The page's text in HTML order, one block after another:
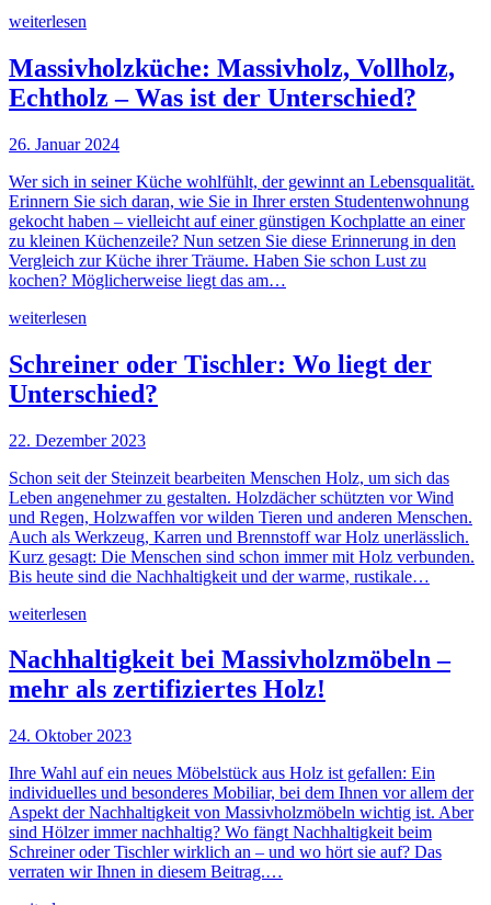
weiterlesen
Massivholzküche: Massivholz, Vollholz,
Echtholz – Was ist der Unterschied?
26. Januar 2024
Wer sich in seiner Küche wohlfühlt, der gewinnt an Lebensqualität.
Erinnern Sie sich daran, wie Sie in Ihrer ersten Studentenwohnung
gekocht haben – vielleicht auf einer günstigen Kochplatte an einer
zu kleinen Küchenzeile? Nun setzen Sie diese Erinnerung in den
Vergleich zur Küche ihrer Träume. Haben Sie schon Lust zu
kochen? Möglicherweise liegt das am…
weiterlesen
Schreiner oder Tischler: Wo liegt der
Unterschied?
22. Dezember 2023
Schon seit der Steinzeit bearbeiten Menschen Holz, um sich das
Leben angenehmer zu gestalten. Holzdächer schützten vor Wind
und Regen, Holzwaffen vor wilden Tieren und anderen Menschen.
Auch als Werkzeug, Karren und Brennstoff war Holz unerlässlich.
Kurz gesagt: Die Menschen sind schon immer mit Holz verbunden.
Bis heute sind die Nachhaltigkeit und der warme, rustikale…
weiterlesen
Nachhaltigkeit bei Massivholzmöbeln –
mehr als zertifiziertes Holz!
24. Oktober 2023
Ihre Wahl auf ein neues Möbelstück aus Holz ist gefallen: Ein
individuelles und besonderes Mobiliar, bei dem Ihnen vor allem der
Aspekt der Nachhaltigkeit von Massivholzmöbeln wichtig ist. Aber
sind Hölzer immer nachhaltig? Wo fängt Nachhaltigkeit beim
Schreiner oder Tischler wirklich an – und wo hört sie auf? Das
verraten wir Ihnen in diesem Beitrag.…